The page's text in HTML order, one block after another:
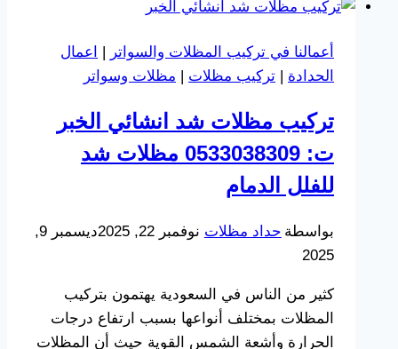
الخبر
0533038309
–
خشبية
خارجية
الدمام
أعمالنا في تركيب المظلات والسواتر
اعمال
الحدادة
تركيب مظلات مظلات وسواتر
تركيب مظلات شد انشائي الخبر
ت: 0533038309 مظلات شد
للفلل الدمام
بواسطة حداد مظلات نوفمبر 22, 2025
ديسمبر 9,
2025
كثير من الناس في السعودية يهتمون بتركيب
المظلات بمختلف أنواعها بسبب ارتفاع درجات
الحرارة وأشعة الشمس القوية حيث أن المظلات